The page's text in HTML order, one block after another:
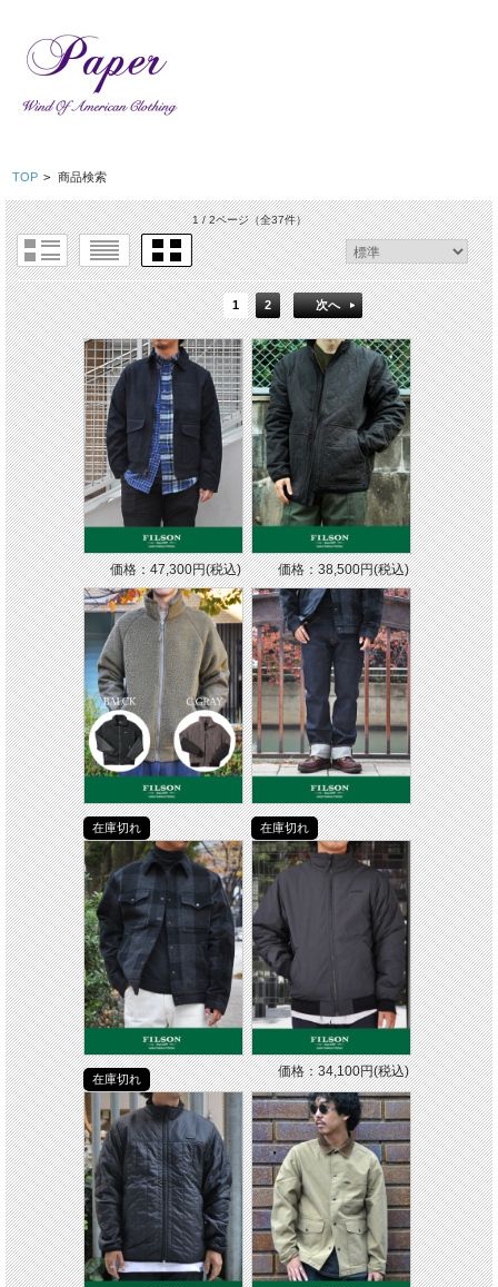
TOP > 商品検索
1 / 2ページ（全37件）
1 2 次へ
価格：47,300円(税込) 価格：38,500円(税込)
在庫切れ 在庫切れ
在庫切れ 価格：34,100円(税込)